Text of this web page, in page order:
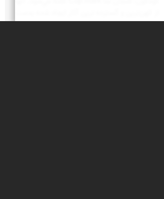
بشر در ميان سنگ نگاره هاي ايران و جهان